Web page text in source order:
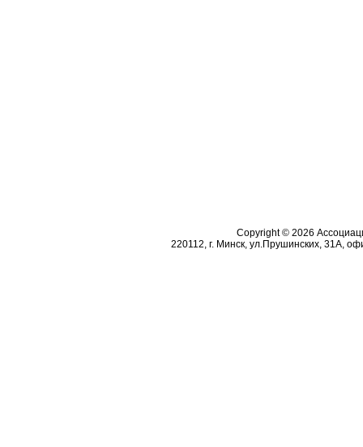
Copyright © 2026
220112, г. Минск, ул.Прушинских, 31А,